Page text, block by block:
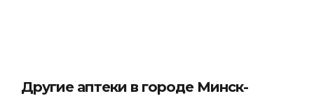
Другие аптеки в городе Минск-